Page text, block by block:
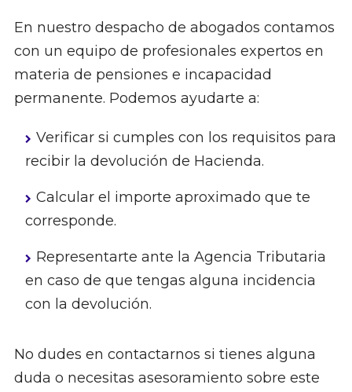
En nuestro despacho de abogados contamos
con un equipo de profesionales expertos en
materia de pensiones e incapacidad
permanente. Podemos ayudarte a:
Verificar si cumples con los requisitos para
recibir la devolución de Hacienda.
Calcular el importe aproximado que te
corresponde.
Representarte ante la Agencia Tributaria
en caso de que tengas alguna incidencia
con la devolución.
No dudes en contactarnos si tienes alguna
duda o necesitas asesoramiento sobre este